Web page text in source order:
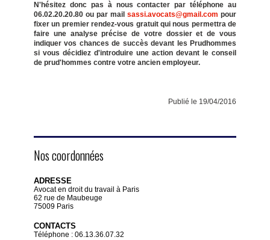
N'hésitez donc pas à nous contacter par téléphone au
06.02.20.20.80 ou par mail sassi.avocats@gmail.com pour
fixer un premier rendez-vous gratuit qui nous permettra de
faire une analyse précise de votre dossier et de vous
indiquer vos chances de succès devant les Prudhommes
si vous décidiez d'introduire une action devant le conseil
de prud'hommes contre votre ancien employeur.
Publié le 19/04/2016
Nos coordonnées
ADRESSE
Avocat en droit du travail à Paris
62 rue de Maubeuge
75009 Paris
CONTACTS
Téléphone : 06.13.36.07.32